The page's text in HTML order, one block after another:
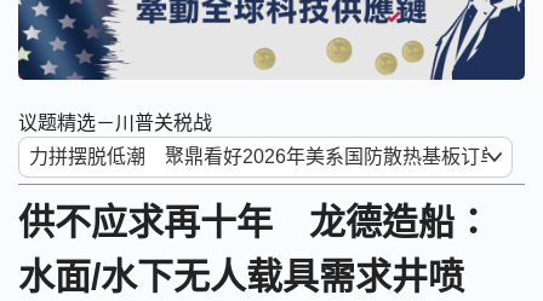
议题精选－川普关税战
供不应求再十年 龙德造船：
水面/水下无人载具需求井喷